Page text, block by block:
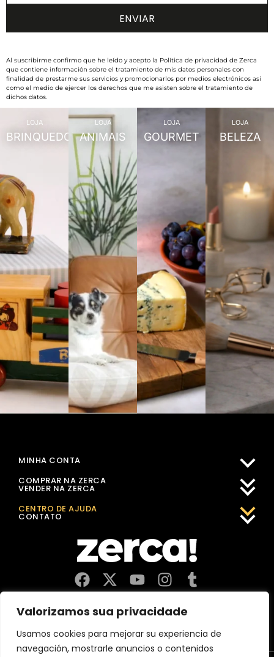
Valorizamos sua privacidade
Usamos cookies para mejorar su experiencia de
navegación, mostrarle anuncios o contenidos
Al suscribirme confirmo que he leído y acepto la Política de privacidad de Zerca
que contiene información sobre el tratamiento de mis datos personales con
finalidad de prestarme sus servicios y promocionarlos por medios electrónicos así
como el medio de ejercer los derechos que me asisten sobre el tratamiento de
dichos datos.
LOJA
BRINQUEDOS
LOJA
ANIMAIS
LOJA
GOURMET
LOJA
BELEZA
Comércios, produtores e distribuidores locais. Pagam
impostos aqui, e dinamizam a economia e o emprego na sua
MINHA CONTA
COMPRAR NA ZERCA
VENDER NA ZERCA
CENTRO DE AJUDA
CONTATO